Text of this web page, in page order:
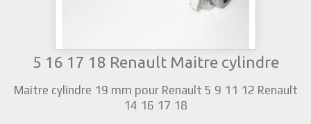
5 16 17 18 Renault Maitre cylindre
Maitre cylindre 19 mm pour Renault 5 9 11 12 Renault
14 16 17 18